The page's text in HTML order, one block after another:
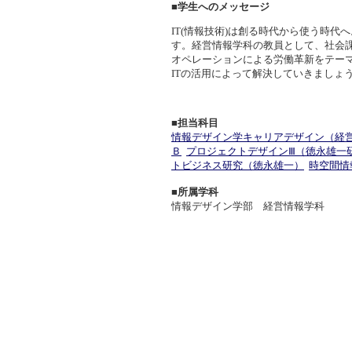
■学生へのメッセージ
IT(情報技術)は創る時代から使う時代
す。経営情報学科の教員として、社会
オペレーションによる労働革新をテー
ITの活用によって解決していきましょ
■担当科目
情報デザイン学キャリアデザイン（経
Ｂ
プロジェクトデザインⅢ（徳永雄一
トビジネス研究（徳永雄一）
時空間
■所属学科
情報デザイン学部 経営情報学科